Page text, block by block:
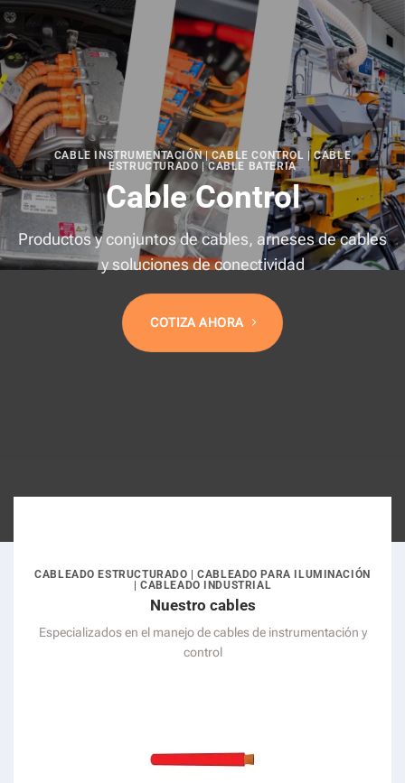
CABLE INSTRUMENTACIÓN | CABLE CONTROL | CABLE
ESTRUCTURADO | CABLE BATERIA
Cable Control
Productos y conjuntos de cables, arneses de cables
y soluciones de conectividad
COTIZA AHORA
CABLEADO ESTRUCTURADO | CABLEADO PARA ILUMINACIÓN
| CABLEADO INDUSTRIAL
Nuestro cables
Especializados en el manejo de cables de instrumentación y
control